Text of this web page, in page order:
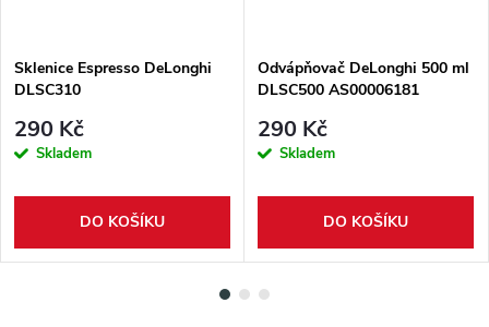
Sklenice Espresso DeLonghi
DLSC310
290 Kč
Skladem
DO KOŠÍKU
Odvápňovač DeLonghi 500 ml
DLSC500 AS00006181
290 Kč
Skladem
DO KOŠÍKU